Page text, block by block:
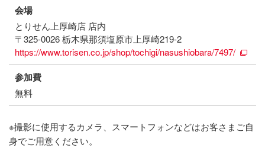
会場
とりせん上厚崎店 店内
〒325-0026 栃木県那須塩原市上厚崎219-2
https://www.torisen.co.jp/shop/tochigi/nasushiobara/7497/
参加費
無料
※撮影に使用するカメラ、スマートフォンなどはお客さまご自
身でご用意ください。